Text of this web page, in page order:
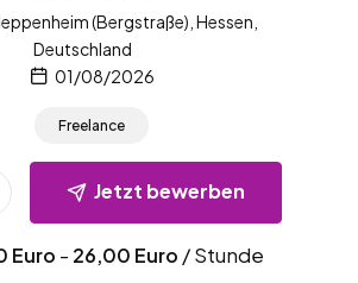
(Bergstraße), Hessen,
Deutschland
01/08/2026
Freelance
Jetzt bewerben
Euro - 26,00 Euro / Stunde